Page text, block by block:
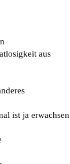
aus
ist ja erwachsen